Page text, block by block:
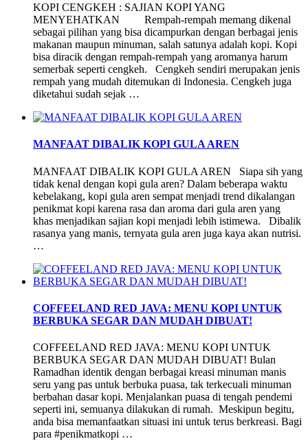
KOPI CENGKEH : SAJIAN KOPI YANG
MENYEHATKAN Rempah-rempah memang dikenal
sebagai pilihan yang bisa dicampurkan dengan berbagai jenis
makanan maupun minuman, salah satunya adalah kopi. Kopi
bisa diracik dengan rempah-rempah yang aromanya harum
semerbak seperti cengkeh. Cengkeh sendiri merupakan jenis
rempah yang mudah ditemukan di Indonesia. Cengkeh juga
diketahui sudah sejak …
MANFAAT DIBALIK KOPI GULA AREN
MANFAAT DIBALIK KOPI GULA AREN Siapa sih yang
tidak kenal dengan kopi gula aren? Dalam beberapa waktu
kebelakang, kopi gula aren sempat menjadi trend dikalangan
penikmat kopi karena rasa dan aroma dari gula aren yang
khas menjadikan sajian kopi menjadi lebih istimewa. Dibalik
rasanya yang manis, ternyata gula aren juga kaya akan nutrisi.
…
COFFEELAND RED JAVA: MENU KOPI UNTUK
BERBUKA SEGAR DAN MUDAH DIBUAT!
COFFEELAND RED JAVA: MENU KOPI UNTUK
BERBUKA SEGAR DAN MUDAH DIBUAT! Bulan
Ramadhan identik dengan berbagai kreasi minuman manis
seru yang pas untuk berbuka puasa, tak terkecuali minuman
berbahan dasar kopi. Menjalankan puasa di tengah pendemi
seperti ini, semuanya dilakukan di rumah. Meskipun begitu,
anda bisa memanfaatkan situasi ini untuk terus berkreasi. Bagi
para #penikmatkopi …